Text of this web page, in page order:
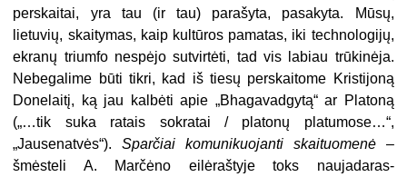
perskaitai, yra tau (ir tau) parašyta, pasakyta. Mūsų,
lietuvių, skaitymas, kaip kultūros pamatas, iki technologijų,
ekranų triumfo nespėjo sutvirtėti, tad vis labiau trūkinėja.
Nebegalime būti tikri, kad iš tiesų perskaitome Kristijoną
Donelaitį, ką jau kalbėti apie „Bhagavadgytą“ ar Platoną
(„…tik suka ratais sokratai / platonų platumose…“,
„Jausenatvės“).Sparčiai komunikuojanti skaituomenė –
šmėsteli A. Marčėno eilėraštyje toks naujadaras-